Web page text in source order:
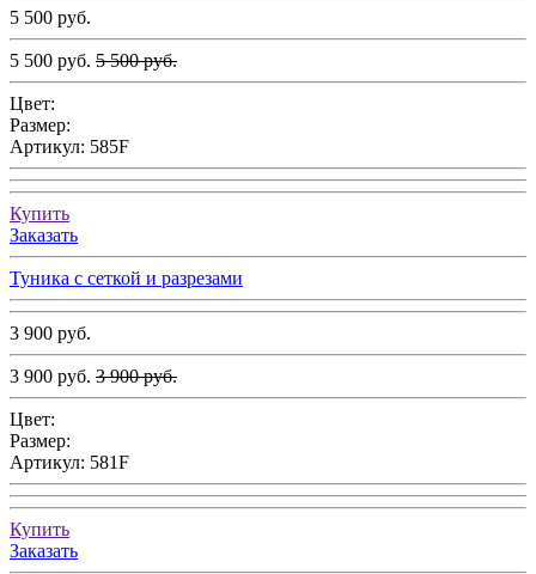
5 500 руб.
5 500 руб. 5 500 руб.
Цвет:
Размер:
Артикул: 585F
Купить
Заказать
Туника с сеткой и разрезами
3 900 руб.
3 900 руб. 3 900 руб.
Цвет:
Размер:
Артикул: 581F
Купить
Заказать